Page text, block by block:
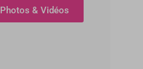
Photos & Vidéos